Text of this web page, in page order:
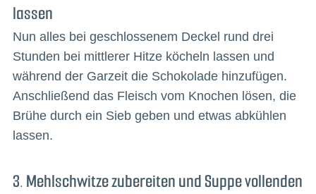
lassen
Nun alles bei geschlossenem Deckel rund drei
Stunden bei mittlerer Hitze köcheln lassen und
während der Garzeit die Schokolade hinzufügen.
Anschließend das Fleisch vom Knochen lösen, die
Brühe durch ein Sieb geben und etwas abkühlen
lassen.
3. Mehlschwitze zubereiten und Suppe vollenden